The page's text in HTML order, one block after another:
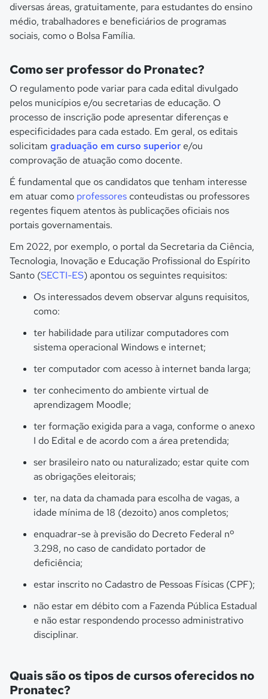
diversas áreas, gratuitamente, para estudantes do ensino
médio, trabalhadores e beneficiários de programas
sociais, como o Bolsa Família.
Como ser professor do Pronatec?
O regulamento pode variar para cada edital divulgado
pelos municípios e/ou secretarias de educação. O
processo de inscrição pode apresentar diferenças e
especificidades para cada estado. Em geral, os editais
solicitam graduação em curso superior e/ou
comprovação de atuação como docente.
É fundamental que os candidatos que tenham interesse
em atuar como professores conteudistas ou professores
regentes fiquem atentos às publicações oficiais nos
portais governamentais.
Em 2022, por exemplo, o portal da Secretaria da Ciência,
Tecnologia, Inovação e Educação Profissional do Espírito
Santo (SECTI-ES) apontou os seguintes requisitos:
Os interessados devem observar alguns requisitos,
como:
ter habilidade para utilizar computadores com
sistema operacional Windows e internet;
ter computador com acesso à internet banda larga;
ter conhecimento do ambiente virtual de
aprendizagem Moodle;
ter formação exigida para a vaga, conforme o anexo
I do Edital e de acordo com a área pretendida;
ser brasileiro nato ou naturalizado; estar quite com
as obrigações eleitorais;
ter, na data da chamada para escolha de vagas, a
idade mínima de 18 (dezoito) anos completos;
enquadrar-se à previsão do Decreto Federal nº
3.298, no caso de candidato portador de
deficiência;
estar inscrito no Cadastro de Pessoas Físicas (CPF);
não estar em débito com a Fazenda Pública Estadual
e não estar respondendo processo administrativo
disciplinar.
Quais são os tipos de cursos oferecidos no
Pronatec?